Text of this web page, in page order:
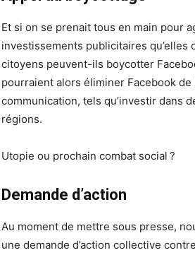
Et si on se prenait tous en main pour
investissements publicitaires
citoyens peuvent-ils boycotter
pourraient alors éliminer Facebook
communication, tels qu’investir dans
régions.
Utopie ou prochain combat social ?
Demande d’action
Au moment de mettre sous presse,
une demande d’action collective